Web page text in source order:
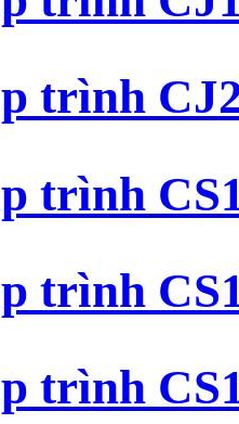
trình
trình
trình
trình